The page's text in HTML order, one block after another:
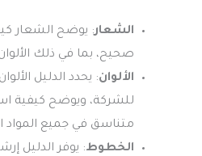
الشعار: يوضح الشعار
صحيح، بما في ذلك
الألوان: يحدد الدليل
للشركة، ويوضح كيفية
متناسق في جميع المواد
الخطوط: يوفر الدليل